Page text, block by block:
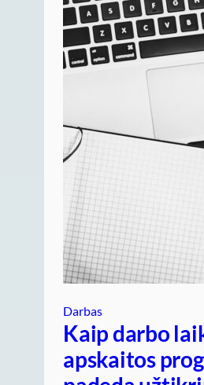
Darbas
Kaip darbo
apskaitos